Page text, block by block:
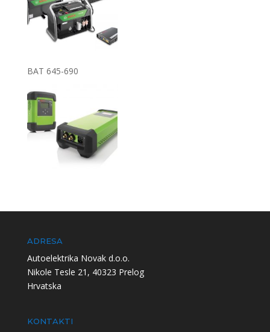
BAT 645-690
ADRESA
Autoelektrika Novak d.o.o.
Nikole Tesle 21, 40323 Prelog
Hrvatska
KONTAKTI